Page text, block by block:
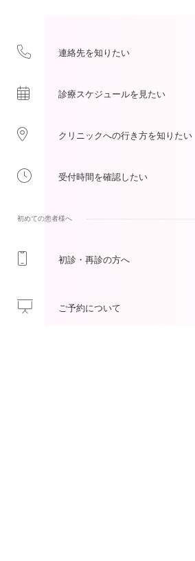
連絡先を知りたい
診療スケジュールを 見たい
クリニックへの行き方を知りたい
受付時間を確認したい
初めての患者様へ
初診・再診の方へ
ご予約について